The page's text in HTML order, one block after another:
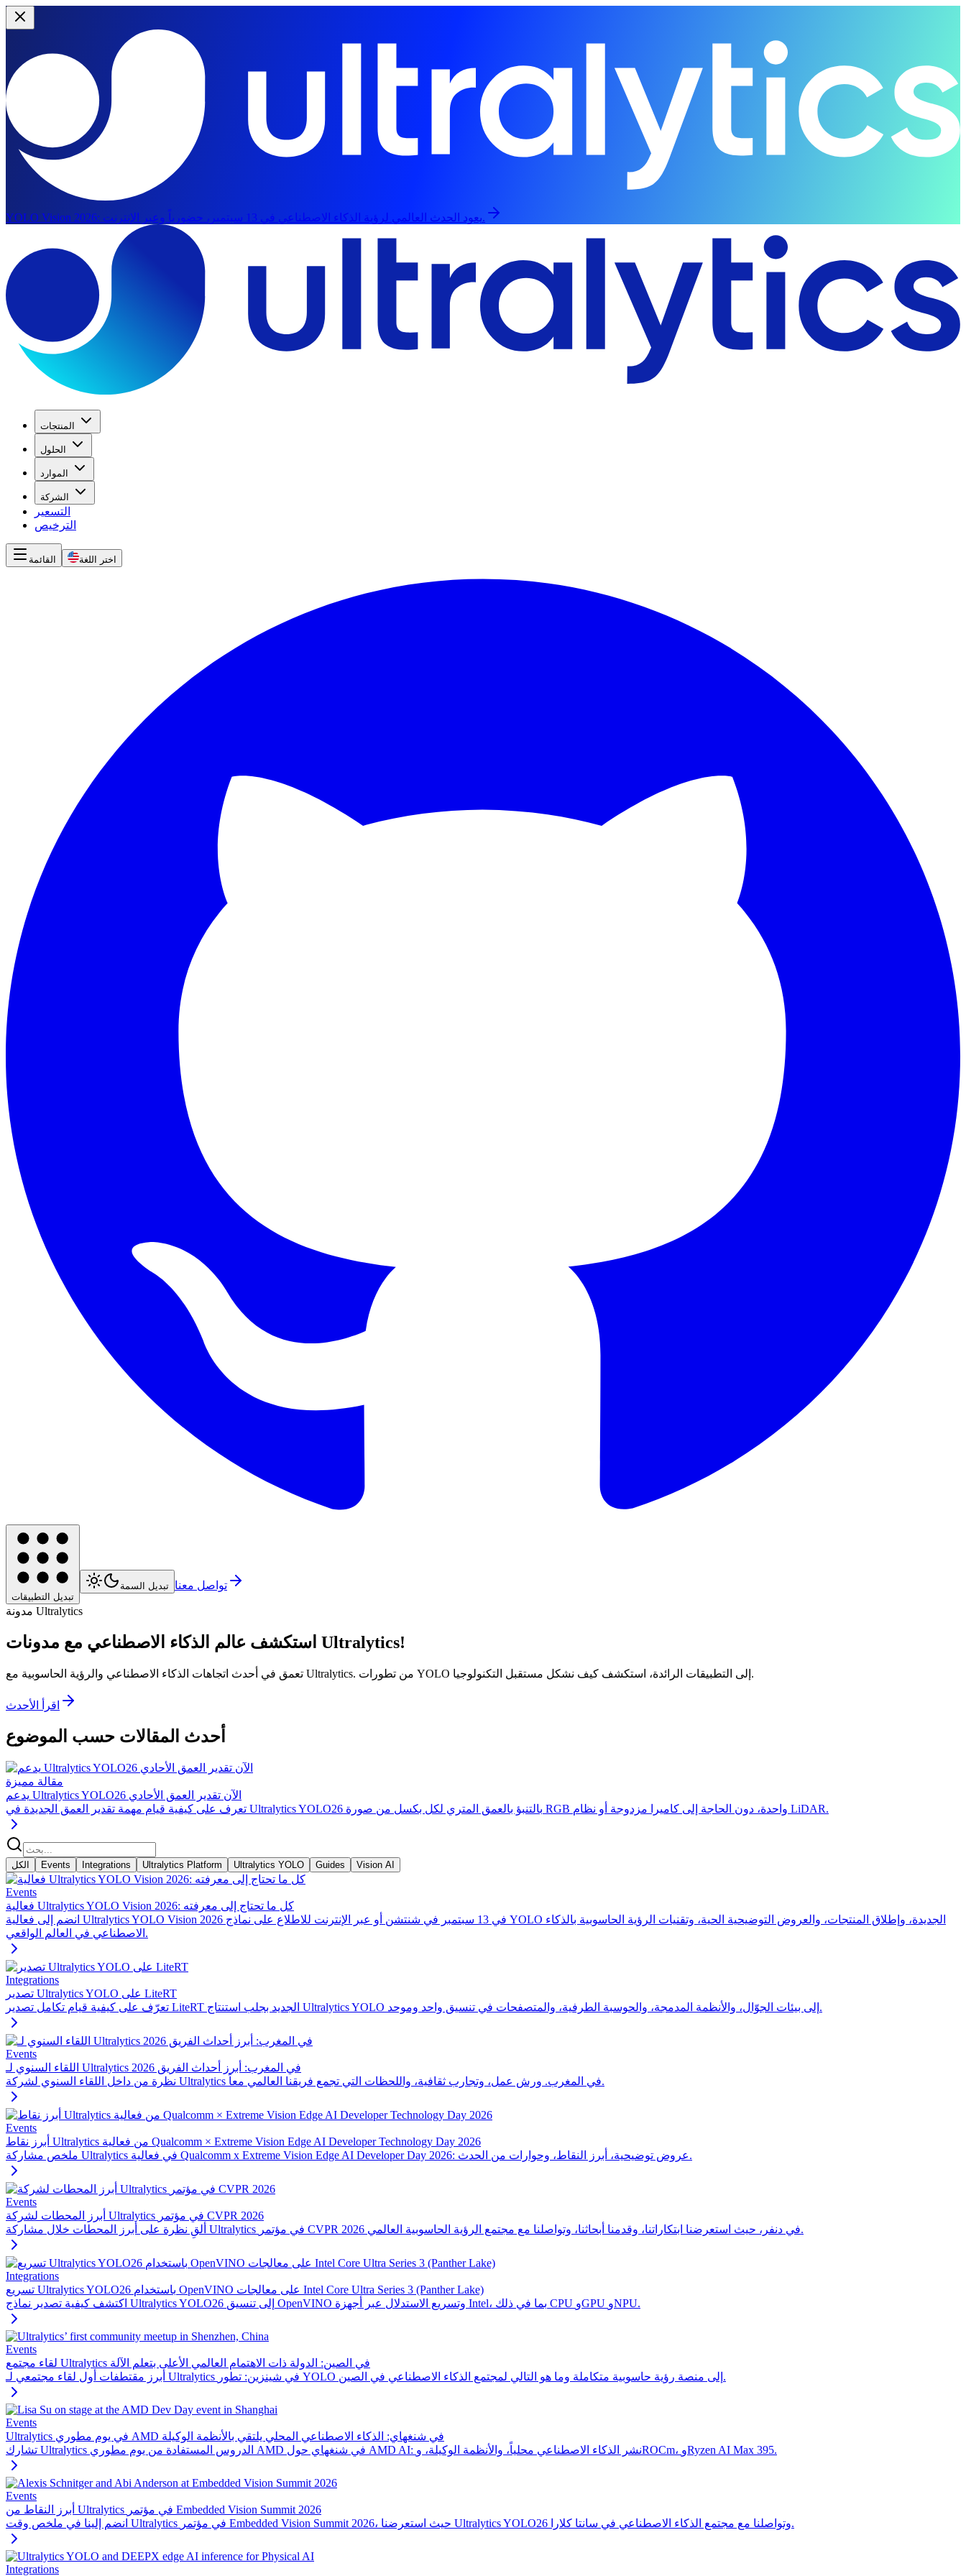
YOLO Vision 2026: يعود الحدث العالمي لرؤية الذكاء الاصطناعي في 13 سبتمبر، حضورياً وعبر الإنترنت.
المنتجات
الحلول
الموارد
الشركة
التسعير
الترخيص
القائمة اختر اللغة
تبديل التطبيقات
تبديل السمة تواصل معنا
مدونة Ultralytics
استكشف عالم الذكاء الاصطناعي مع مدونات Ultralytics!
تعمق في أحدث اتجاهات الذكاء الاصطناعي والرؤية الحاسوبية مع Ultralytics. من تطورات YOLO إلى التطبيقات الرائدة، استكشف كيف نشكل مستقبل التكنولوجيا.
اقرأ الأحدث
أحدث المقالات حسب الموضوع
مقالة مميزة
يدعم Ultralytics YOLO26 الآن تقدير العمق الأحادي
تعرف على كيفية قيام مهمة تقدير العمق الجديدة في Ultralytics YOLO26 بالتنبؤ بالعمق المتري لكل بكسل من صورة RGB واحدة، دون الحاجة إلى كاميرا مزدوجة أو نظام LiDAR.
الكل Events Integrations Ultralytics Platform Ultralytics YOLO Guides Vision AI
Events
فعالية Ultralytics YOLO Vision 2026: كل ما تحتاج إلى معرفته
انضم إلى فعالية Ultralytics YOLO Vision 2026 في 13 سبتمبر في شنتشن أو عبر الإنترنت للاطلاع على نماذج YOLO الجديدة، وإطلاق المنتجات، والعروض التوضيحية الحية، وتقنيات الرؤية الحاسوبية بالذكاء
الاصطناعي في العالم الواقعي.
Integrations
تصدير Ultralytics YOLO على LiteRT
تعرّف على كيفية قيام تكامل تصدير LiteRT الجديد بجلب استنتاج Ultralytics YOLO إلى بيئات الجوّال، والأنظمة المدمجة، والحوسبة الطرفية، والمتصفحات في تنسيق واحد وموحد.
Events
اللقاء السنوي لـ Ultralytics في المغرب: أبرز أحداث الفريق 2026
نظرة من داخل اللقاء السنوي لشركة Ultralytics في المغرب. ورش عمل، وتجارب ثقافية، واللحظات التي تجمع فريقنا العالمي معاً.
Events
أبرز نقاط Ultralytics من فعالية Qualcomm × Extreme Vision Edge AI Developer Technology Day 2026
ملخص مشاركة Ultralytics في فعالية Qualcomm x Extreme Vision Edge AI Developer Day 2026: عروض توضيحية، أبرز النقاط، وحوارات من الحدث.
Events
أبرز المحطات لشركة Ultralytics في مؤتمر CVPR 2026
ألقِ نظرة على أبرز المحطات خلال مشاركة Ultralytics في مؤتمر CVPR 2026 في دنفر، حيث استعرضنا ابتكاراتنا، وقدمنا أبحاثنا، وتواصلنا مع مجتمع الرؤية الحاسوبية العالمي.
Integrations
تسريع Ultralytics YOLO26 باستخدام OpenVINO على معالجات Intel Core Ultra Series 3 (Panther Lake)
اكتشف كيفية تصدير نماذج Ultralytics YOLO26 إلى تنسيق OpenVINO وتسريع الاستدلال عبر أجهزة Intel، بما في ذلك CPU وGPU وNPU.
Events
لقاء مجتمع Ultralytics في الصين: الدولة ذات الاهتمام العالمي الأعلى بتعلم الآلة
أبرز مقتطفات أول لقاء مجتمعي لـ Ultralytics في شينزين: تطور YOLO إلى منصة رؤية حاسوبية متكاملة وما هو التالي لمجتمع الذكاء الاصطناعي في الصين.
Events
Ultralytics في يوم مطوري AMD في شنغهاي: الذكاء الاصطناعي المحلي يلتقي بالأنظمة الوكيلة
تشارك Ultralytics الدروس المستفادة من يوم مطوري AMD في شنغهاي حول AMD AI: نشر الذكاء الاصطناعي محلياً، والأنظمة الوكيلة، وROCm، وRyzen AI Max 395.
Events
أبرز النقاط من Ultralytics في مؤتمر Embedded Vision Summit 2026
انضم إلينا في ملخص وقت Ultralytics في مؤتمر Embedded Vision Summit 2026، حيث استعرضنا Ultralytics YOLO26 وتواصلنا مع مجتمع الذكاء الاصطناعي في سانتا كلارا.
Integrations